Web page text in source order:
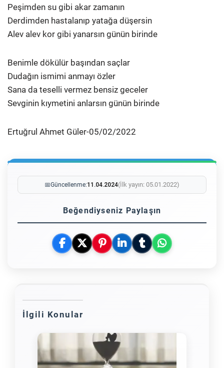
Peşimden su gibi akar zamanın
Derdimden hastalanıp yatağa düşersin
Alev alev kor gibi yanarsın günün birinde
Benimle dökülür başından saçlar
Dudağın ismimi anmayı özler
Sana da teselli vermez bensiz geceler
Sevginin kıymetini anlarsın günün birinde
Ertuğrul Ahmet Güler-05/02/2022
📅Güncellenme:11.04.2024(İlk yayın: 05.01.2022)
Beğendiyseniz Paylaşın
İlgili Konular